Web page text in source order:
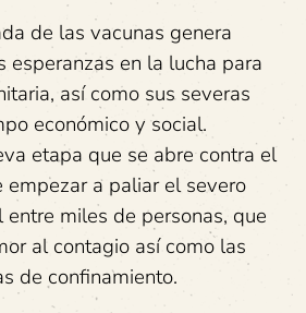
de las vacunas genera
esperanzas en la lucha para
así como sus severas
económico y social.
etapa que se abre contra el
empezar a paliar el severo
miles de personas, que
al contagio así como las
de confinamiento.